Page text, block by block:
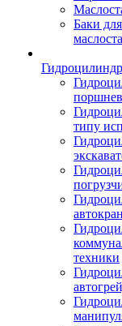
Баки для
типу
техники